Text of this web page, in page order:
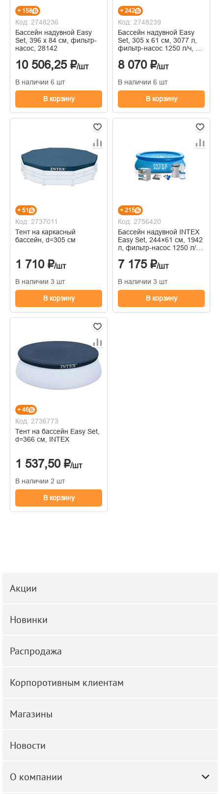
+ 158
Код: 2748236
Бассейн надувной Easy
Set, 396 х 84 см, фильтр-
насос, 28142
10 506,25 ₽/шт
В наличии 6 шт
В корзину
+ 242
Код: 2748239
Бассейн надувной Easy
Set, 305 х 61 см, 3077 л,
фильтр-насос 1250 л/ч, от
8 070 ₽/шт
В наличии 6 шт
В корзину
+ 51
Код: 2737011
Тент на каркасный
бассейн, d=305 см
1 710 ₽/шт
В наличии 3 шт
В корзину
+ 215
Код: 2756420
Бассейн надувной INTEX
Easy Set, 244×61 см, 1942
л, фильтр-насос 1250 л/ч,
7 175 ₽/шт
В наличии 3 шт
В корзину
+ 46
Код: 2736773
Тент на бассейн Easy Set,
d=366 см, INTEX
1 537,50 ₽/шт
В наличии 2 шт
В корзину
Акции
Новинки
Распродажа
Корпоротивным клиентам
Магазины
Новости
О компании